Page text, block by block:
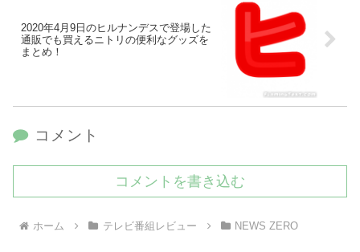
2020年4月9日のヒルナンデスで登場した
通販でも買えるニトリの便利なグッズを
まとめ！
コメント
コメントを書き込む
ホーム テレビ番組レビュー NEWS ZERO